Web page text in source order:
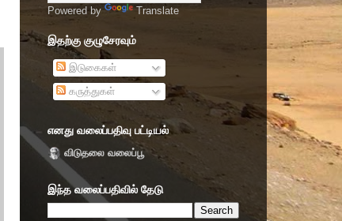
Powered by Translate
இதற்கு குழுசேரவும்
இடுகைகள்
கருத்துகள்
எனது வலைப்பதிவு பட்டியல்
விடுதலை வலைப்பூ
இந்த வலைப்பதிவில் தேடு